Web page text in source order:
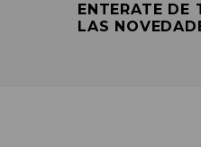
ENTERATE DE
LAS